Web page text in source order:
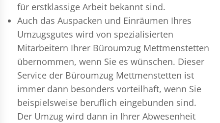
für erstklassige Arbeit bekannt sind.
Auch das Auspacken und Einräumen Ihres
Umzugsgutes wird von spezialisierten
Mitarbeitern Ihrer Büroumzug Mettmenstetten
übernommen, wenn Sie es wünschen. Dieser
Service der Büroumzug Mettmenstetten ist
immer dann besonders vorteilhaft, wenn Sie
beispielsweise beruflich eingebunden sind.
Der Umzug wird dann in Ihrer Abwesenheit